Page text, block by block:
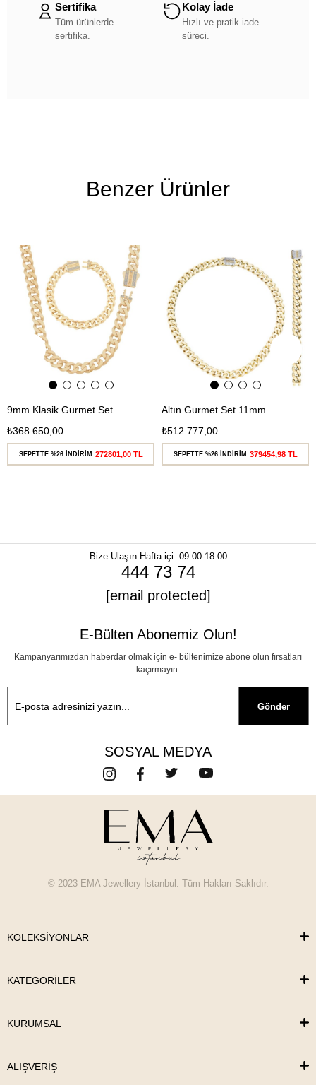
Sertifika
Tüm ürünlerde
sertifika.
Kolay İade
Hızlı ve pratik iade
süreci.
Benzer Ürünler
9mm Klasik Gurmet Set
₺368.650,00
Ücretsiz
Kargo
SEPETTE %26 İNDİRİM 272801,00 TL
Altın Gurmet Set 11mm
₺512.777,00
Ücretsiz
Kargo
SEPETTE %26 İNDİRİM 379454,98 TL
Bize Ulaşın
444 73 74
[email protected]
Hafta içi: 09:00-18:00
E-Bülten Abonemiz Olun!
Kampanyarımızdan haberdar olmak için e- bültenimize abone olun fırsatları
kaçırmayın.
Gönder
SOSYAL MEDYA
© 2023 EMA Jewellery İstanbul. Tüm Hakları Saklıdır.
KOLEKSİYONLAR
KATEGORİLER
KURUMSAL
ALIŞVERİŞ